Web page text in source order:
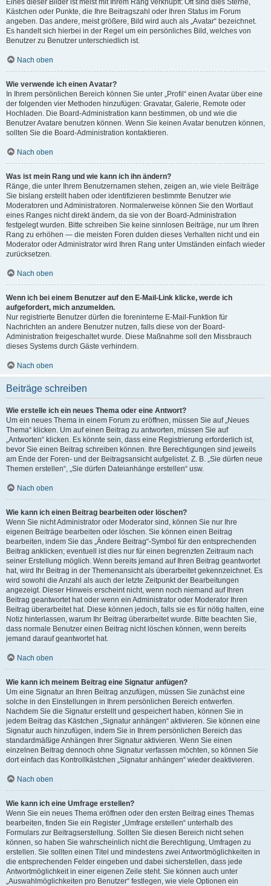
Eines dieser Bilder ist meist mit Ihrem Rang verknüpft: Oft sind dies Sterne,
Kästchen oder Punkte, die Ihre Beitragszahl oder Ihren Status im Forum
angeben. Das andere, meist größere, Bild wird auch als „Avatar“ bezeichnet.
Es handelt sich hierbei in der Regel um ein persönliches Bild, welches von
Benutzer zu Benutzer unterschiedlich ist.
Nach oben
Wie verwende ich einen Avatar?
In Ihrem persönlichen Bereich können Sie unter „Profil“ einen Avatar über eine
der folgenden vier Methoden hinzufügen: Gravatar, Galerie, Remote oder
Hochladen. Die Board-Administration kann bestimmen, ob und wie die
Benutzer Avatare benutzen können. Wenn Sie keinen Avatar benutzen können,
sollten Sie die Board-Administration kontaktieren.
Nach oben
Was ist mein Rang und wie kann ich ihn ändern?
Ränge, die unter Ihrem Benutzernamen stehen, zeigen an, wie viele Beiträge
Sie bislang erstellt haben oder identifizieren bestimmte Benutzer wie
Moderatoren und Administratoren. Normalerweise können Sie den Wortlaut
eines Ranges nicht direkt ändern, da sie von der Board-Administration
festgelegt wurden. Bitte schreiben Sie keine sinnlosen Beiträge, nur um Ihren
Rang zu erhöhen — die meisten Foren dulden dieses Verhalten nicht und ein
Moderator oder Administrator wird Ihren Rang unter Umständen einfach wieder
zurücksetzen.
Nach oben
Wenn ich bei einem Benutzer auf den E-Mail-Link klicke, werde ich
aufgefordert, mich anzumelden.
Nur registrierte Benutzer dürfen die foreninterne E-Mail-Funktion für
Nachrichten an andere Benutzer nutzen, falls diese von der Board-
Administration freigeschaltet wurde. Diese Maßnahme soll den Missbrauch
dieses Systems durch Gäste verhindern.
Nach oben
Beiträge schreiben
Wie erstelle ich ein neues Thema oder eine Antwort?
Um ein neues Thema in einem Forum zu eröffnen, müssen Sie auf „Neues
Thema“ klicken. Um auf einen Beitrag zu antworten, müssen Sie auf
„Antworten“ klicken. Es könnte sein, dass eine Registrierung erforderlich ist,
bevor Sie einen Beitrag schreiben können. Ihre Berechtigungen sind jeweils
am Ende der Foren- und der Beitragsansicht aufgelistet. Z. B. „Sie dürfen neue
Themen erstellen“, „Sie dürfen Dateianhänge erstellen“ usw.
Nach oben
Wie kann ich einen Beitrag bearbeiten oder löschen?
Wenn Sie nicht Administrator oder Moderator sind, können Sie nur Ihre
eigenen Beiträge bearbeiten oder löschen. Sie können einen Beitrag
bearbeiten, indem Sie das „Ändere Beitrag“-Symbol für den entsprechenden
Beitrag anklicken; eventuell ist dies nur für einen begrenzten Zeitraum nach
seiner Erstellung möglich. Wenn bereits jemand auf Ihren Beitrag geantwortet
hat, wird Ihr Beitrag in der Themenansicht als überarbeitet gekennzeichnet. Es
wird sowohl die Anzahl als auch der letzte Zeitpunkt der Bearbeitungen
angezeigt. Dieser Hinweis erscheint nicht, wenn noch niemand auf Ihren
Beitrag geantwortet hat oder wenn ein Administrator oder Moderator Ihren
Beitrag überarbeitet hat. Diese können jedoch, falls sie es für nötig halten, eine
Notiz hinterlassen, warum Ihr Beitrag überarbeitet wurde. Bitte beachten Sie,
dass normale Benutzer einen Beitrag nicht löschen können, wenn bereits
jemand darauf geantwortet hat.
Nach oben
Wie kann ich meinem Beitrag eine Signatur anfügen?
Um eine Signatur an Ihren Beitrag anzufügen, müssen Sie zunächst eine
solche in den Einstellungen in Ihrem persönlichen Bereich entwerfen.
Nachdem Sie die Signatur erstellt und gespeichert haben, können Sie in
jedem Beitrag das Kästchen „Signatur anhängen“ aktivieren. Sie können eine
Signatur auch hinzufügen, indem Sie in Ihrem persönlichen Bereich das
standardmäßige Anhängen Ihrer Signatur aktivieren. Wenn Sie einen
einzelnen Beitrag dennoch ohne Signatur verfassen möchten, so können Sie
dort einfach das Kontrollkästchen „Signatur anhängen“ wieder deaktivieren.
Nach oben
Wie kann ich eine Umfrage erstellen?
Wenn Sie ein neues Thema eröffnen oder den ersten Beitrag eines Themas
bearbeiten, finden Sie ein Register „Umfrage erstellen“ unterhalb des
Formulars zur Beitragserstellung. Sollten Sie diesen Bereich nicht sehen
können, so haben Sie wahrscheinlich nicht die Berechtigung, Umfragen zu
erstellen. Sie sollten einen Titel und mindestens zwei Antwortmöglichkeiten in
die entsprechenden Felder eingeben und dabei sicherstellen, dass jede
Antwortmöglichkeit in einer eigenen Zeile steht. Sie können auch unter
„Auswahlmöglichkeiten pro Benutzer“ festlegen, wie viele Optionen ein